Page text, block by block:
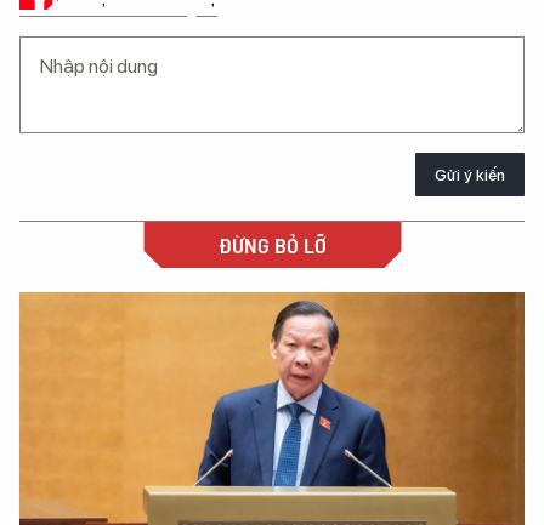
Gửi ý kiến
ĐỪNG BỎ LỠ